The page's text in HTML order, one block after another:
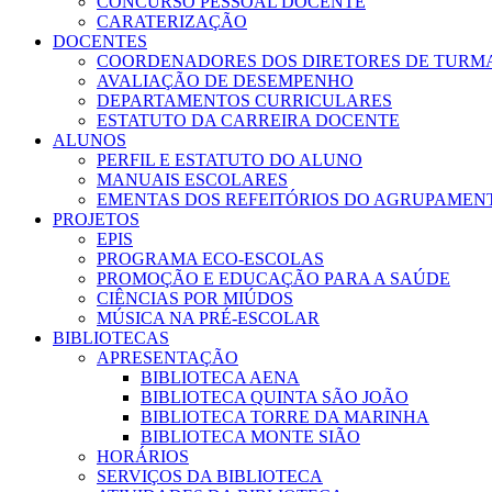
CARATERIZAÇÃO
DOCENTES
COORDENADORES DOS DIRETORES DE
AVALIAÇÃO DE DESEMPENHO
DEPARTAMENTOS CURRICULARES
ESTATUTO DA CARREIRA DOCENTE
ALUNOS
PERFIL E ESTATUTO DO ALUNO
MANUAIS ESCOLARES
EMENTAS DOS REFEITÓRIOS DO
PROJETOS
EPIS
PROGRAMA ECO-ESCOLAS
PROMOÇÃO E EDUCAÇÃO PARA A SAÚDE
CIÊNCIAS POR MIÚDOS
MÚSICA NA PRÉ-ESCOLAR
BIBLIOTECAS
APRESENTAÇÃO
BIBLIOTECA AENA
BIBLIOTECA QUINTA SÃO JOÃO
BIBLIOTECA TORRE DA MARINHA
BIBLIOTECA MONTE SIÃO
HORÁRIOS
SERVIÇOS DA BIBLIOTECA